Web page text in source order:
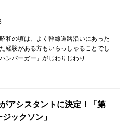
和の頃は、よく幹線道路沿いにあった
経験がある方もいらっしゃることでし
ンバーガー」がじわりじわり…
アシスタントに決定！「第
ックソン」